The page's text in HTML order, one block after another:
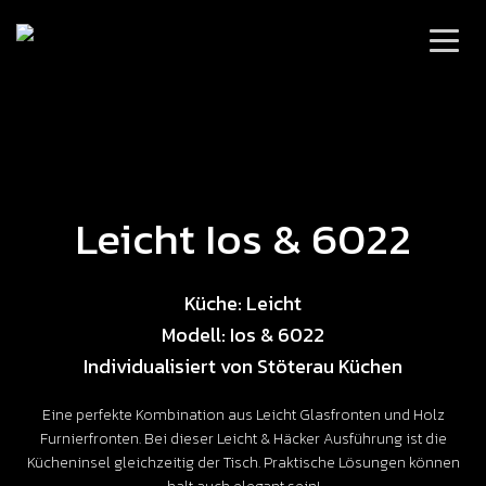
Leicht Ios & 6022
Küche: Leicht
Modell: Ios & 6022
Individualisiert von Stöterau Küchen
Eine perfekte Kombination aus Leicht Glasfronten und Holz
Furnierfronten. Bei dieser Leicht & Häcker Ausführung ist die
Kücheninsel gleichzeitig der Tisch. Praktische Lösungen können